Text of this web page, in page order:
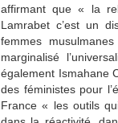
affirmant que « la
Lamrabet c’est un
femmes
marginalisé
également Ismahane
des féministes pour
France « les outils